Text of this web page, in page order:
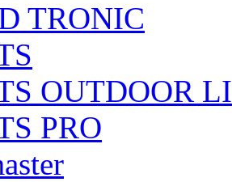
TRONIC
OUTDOOR
PRO